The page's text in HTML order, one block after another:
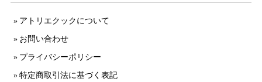
アトリエクックについて
お問い合わせ
プライバシーポリシー
特定商取引法に基づく表記